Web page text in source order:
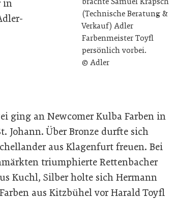
(Technische Beratung &
Verkauf) Adler
Farbenmeister Toyfl
persönlich vorbei.
© Adler
in
ging an Newcomer Kulba Farben in
Johann. Über Bronze durfte sich
aus Klagenfurt freuen. Bei
triumphierte Rettenbacher
Kuchl, Silber holte sich Hermann
aus Kitzbühel vor Harald Toyfl